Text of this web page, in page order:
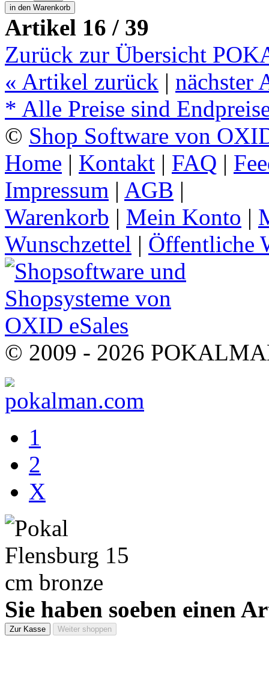
Artikel 16 / 39
Zurück zur Übersicht
« Artikel zurück | nächster
* Alle Preise sind
© Shop Software von
Home | Kontakt | FAQ |
Impressum | AGB |
Warenkorb | Mein Konto |
Wunschzettel | Öffentliche
© 2009 - 2026
1
2
X
Sie haben soeben einen